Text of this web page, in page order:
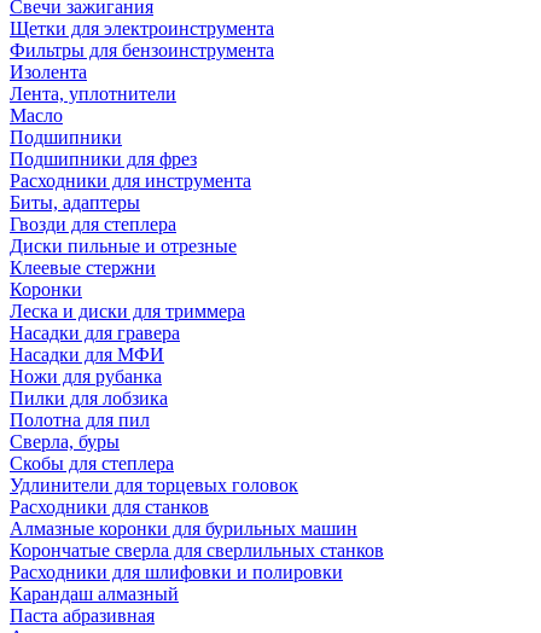
Свечи зажигания
Щетки для электроинструмента
Фильтры для бензоинструмента
Изолента
Лента, уплотнители
Масло
Подшипники
Подшипники для фрез
Расходники для инструмента
Биты, адаптеры
Гвозди для степлера
Диски пильные и отрезные
Клеевые стержни
Коронки
Леска и диски для триммера
Насадки для гравера
Насадки для МФИ
Ножи для рубанка
Пилки для лобзика
Полотна для пил
Сверла, буры
Скобы для степлера
Удлинители для торцевых головок
Расходники для станков
Алмазные коронки для бурильных машин
Корончатые сверла для сверлильных станков
Расходники для шлифовки и полировки
Карандаш алмазный
Паста абразивная